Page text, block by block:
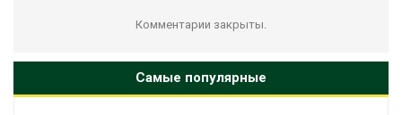
Комментарии закрыты.
Самые популярные